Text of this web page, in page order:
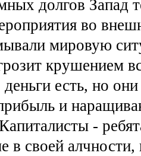
долгов Запад
во
мировую
крушением
есть, но
и
-
в своей